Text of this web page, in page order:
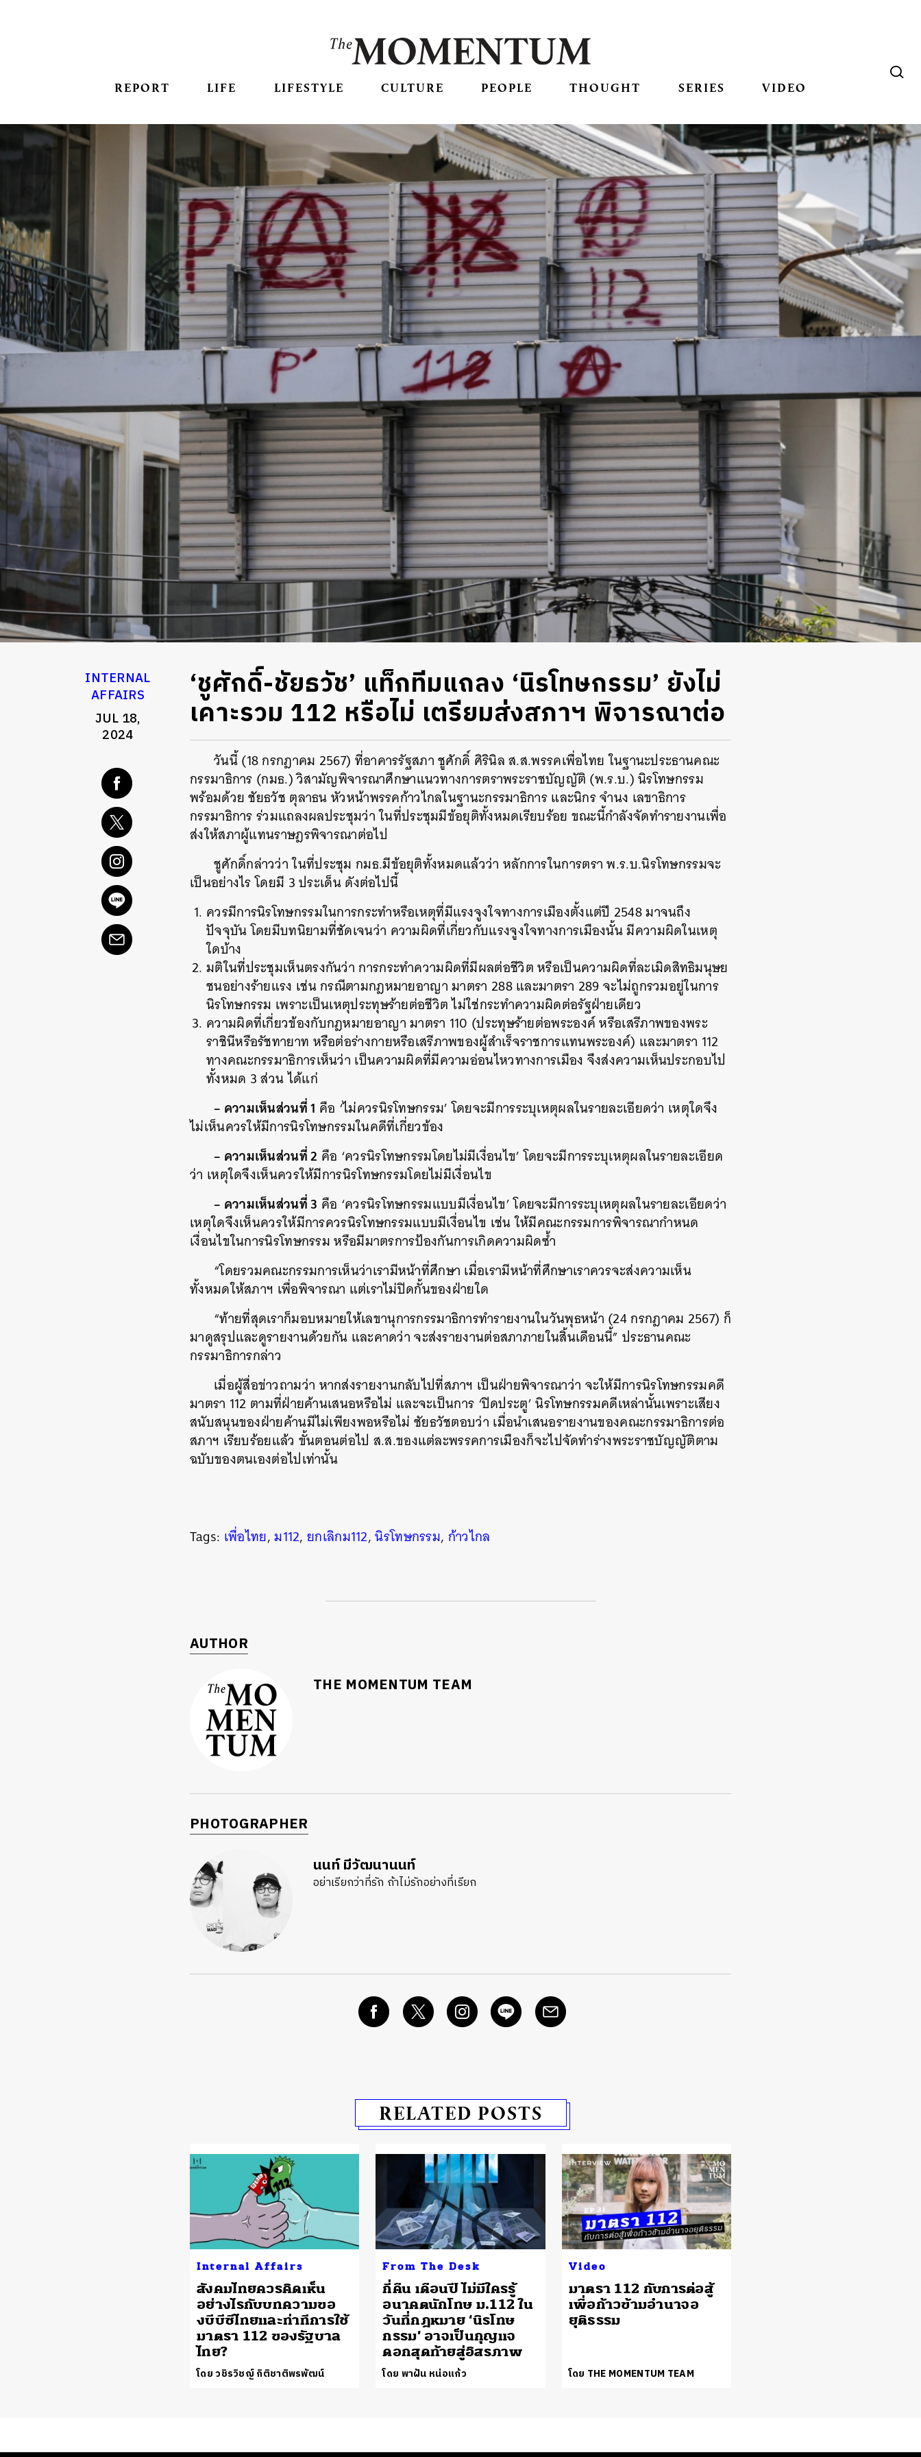
REPORT LIFE LIFESTYLE CULTURE PEOPLE THOUGHT SERIES VIDEO
INTERNAL
AFFAIRS
JUL 18,
2024
‘ชูศักดิ์-ชัยธวัช’ แท็กทีมแถลง ‘นิรโทษกรรม’ ยังไม่
เคาะรวม 112 หรือไม่ เตรียมส่งสภาฯ พิจารณาต่อ
วันนี้ (18 กรกฎาคม 2567) ที่อาคารรัฐสภา ชูศักดิ์ ศิรินิล ส.ส.พรรคเพื่อไทย ในฐานะประธานคณะ
กรรมาธิการ (กมธ.) วิสามัญพิจารณาศึกษาแนวทางการตราพระราชบัญญัติ (พ.ร.บ.) นิรโทษกรรม
พร้อมด้วย ชัยธวัช ตุลาธน หัวหน้าพรรคก้าวไกลในฐานะกรรมาธิการ และนิกร จำนง เลขาธิการ
กรรมาธิการ ร่วมแถลงผลประชุมว่า ในที่ประชุมมีข้อยุติทั้งหมดเรียบร้อย ขณะนี้กำลังจัดทำรายงานเพื่อ
ส่งให้สภาผู้แทนราษฎรพิจารณาต่อไป
ชูศักดิ์กล่าวว่า ในที่ประชุม กมธ.มีข้อยุติทั้งหมดแล้วว่า หลักการในการตรา พ.ร.บ.นิรโทษกรรมจะ
เป็นอย่างไร โดยมี 3 ประเด็น ดังต่อไปนี้
ควรมีการนิรโทษกรรมในการกระทำหรือเหตุที่มีแรงจูงใจทางการเมืองตั้งแต่ปี 2548 มาจนถึง
ปัจจุบัน โดยมีบทนิยามที่ชัดเจนว่า ความผิดที่เกี่ยวกับแรงจูงใจทางการเมืองนั้น มีความผิดในเหตุ
ใดบ้าง
มติในที่ประชุมเห็นตรงกันว่า การกระทำความผิดที่มีผลต่อชีวิต หรือเป็นความผิดที่ละเมิดสิทธิมนุษย
ชนอย่างร้ายแรง เช่น กรณีตามกฎหมายอาญา มาตรา 288 และมาตรา 289 จะไม่ถูกรวมอยู่ในการ
นิรโทษกรรม เพราะเป็นเหตุประทุษร้ายต่อชีวิต ไม่ใช่กระทำความผิดต่อรัฐฝ่ายเดียว
ความผิดที่เกี่ยวข้องกับกฎหมายอาญา มาตรา 110 (ประทุษร้ายต่อพระองค์ หรือเสรีภาพของพระ
ราชินีหรือรัชทายาท หรือต่อร่างกายหรือเสรีภาพของผู้สำเร็จราชการแทนพระองค์) และมาตรา 112
ทางคณะกรรมาธิการเห็นว่า เป็นความผิดที่มีความอ่อนไหวทางการเมือง จึงส่งความเห็นประกอบไป
ทั้งหมด 3 ส่วน ได้แก่
– ความเห็นส่วนที่ 1 คือ ‘ไม่ควรนิรโทษกรรม’ โดยจะมีการระบุเหตุผลในรายละเอียดว่า เหตุใดจึง
ไม่เห็นควรให้มีการนิรโทษกรรมในคดีที่เกี่ยวข้อง
– ความเห็นส่วนที่ 2 คือ ‘ควรนิรโทษกรรมโดยไม่มีเงื่อนไข’ โดยจะมีการระบุเหตุผลในรายละเอียด
ว่า เหตุใดจึงเห็นควรให้มีการนิรโทษกรรมโดยไม่มีเงื่อนไข
– ความเห็นส่วนที่ 3 คือ ‘ควรนิรโทษกรรมแบบมีเงื่อนไข’ โดยจะมีการระบุเหตุผลในรายละเอียดว่า
เหตุใดจึงเห็นควรให้มีการควรนิรโทษกรรมแบบมีเงื่อนไข เช่น ให้มีคณะกรรมการพิจารณากำหนด
เงื่อนไขในการนิรโทษกรรม หรือมีมาตรการป้องกันการเกิดความผิดซ้ำ
“โดยรวมคณะกรรมการเห็นว่าเรามีหน้าที่ศึกษา เมื่อเรามีหน้าที่ศึกษาเราควรจะส่งความเห็น
ทั้งหมดให้สภาฯ เพื่อพิจารณา แต่เราไม่ปิดกั้นของฝ่ายใด
“ท้ายที่สุดเราก็มอบหมายให้เลขานุการกรรมาธิการทำรายงานในวันพุธหน้า (24 กรกฎาคม 2567) ก็
มาดูสรุปและดูรายงานด้วยกัน และคาดว่า จะส่งรายงานต่อสภาภายในสิ้นเดือนนี้” ประธานคณะ
กรรมาธิการกล่าว
เมื่อผู้สื่อข่าวถามว่า หากส่งรายงานกลับไปที่สภาฯ เป็นฝ่ายพิจารณาว่า จะให้มีการนิรโทษกรรมคดี
มาตรา 112 ตามที่ฝ่ายค้านเสนอหรือไม่ และจะเป็นการ ‘ปิดประตู’ นิรโทษกรรมคดีเหล่านั้นเพราะเสียง
สนับสนุนของฝ่ายค้านมีไม่เพียงพอหรือไม่ ชัยธวัชตอบว่า เมื่อนำเสนอรายงานของคณะกรรมาธิการต่อ
สภาฯ เรียบร้อยแล้ว ขั้นตอนต่อไป ส.ส.ของแต่ละพรรคการเมืองก็จะไปจัดทำร่างพระราชบัญญัติตาม
ฉบับของตนเองต่อไปเท่านั้น
Tags: เพื่อไทย,ม112,ยกเลิกม112,นิรโทษกรรม, ก้าวไกล
AUTHOR
THE MOMENTUM TEAM
PHOTOGRAPHER
นนท์ มีวัฒนานนท์
อย่าเรียกว่าที่รัก ถ้าไม่รักอย่างที่เรียก
RELATED POSTS
Internal Affairs
สังคมไทยควรคิดเห็น
อย่างไรกับบทความขอ
งบีบีซีไทยและท่าทีการใช้
มาตรา 112 ของรัฐบาล
ไทย?
โดย วชิรวิชญ์ กิติชาติพรพัฒน์
From The Desk
กี่คืน เดือนปี ไม่มีใครรู้
อนาคตนักโทษ ม.112 ใน
วันที่กฎหมาย ‘นิรโทษ
กรรม’ อาจเป็นกุญแจ
ดอกสุดท้ายสู่อิสรภาพ
โดย พาฝัน หน่อแก้ว
Video
มาตรา 112 กับการต่อสู้
เพื่อก้าวข้ามอำนาจอ
ยุติธรรม
โดย THE MOMENTUM TEAM
SHARE TWEET LINE EMAIL